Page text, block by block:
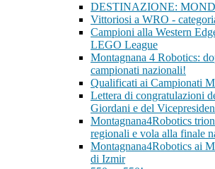
DESTINAZIONE:
Vittoriosi a WRO -
Campioni alla Western
LEGO League
Montagnana 4 Robotics:
campionati nazionali!
Qualificati ai Campionati
Lettera di congratulazioni
Giordani e del
Montagnana4Robotics
regionali e vola alla finale
Montagnana4Robotics ai
di Izmir